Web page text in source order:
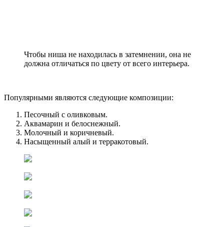
Чтобы ниша не находилась в затемнении, она не
должна отличаться по цвету от всего интерьера.
Популярными являются следующие композиции:
Песочный с оливковым.
Аквамарин и белоснежный.
Молочный и коричневый.
Насыщенный алый и терракотовый.